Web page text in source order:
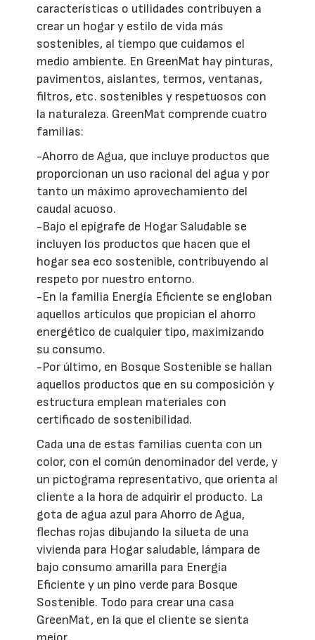
características o utilidades contribuyen a
crear un hogar y estilo de vida más
sostenibles, al tiempo que cuidamos el
medio ambiente. En GreenMat hay pinturas,
pavimentos, aislantes, termos, ventanas,
filtros, etc. sostenibles y respetuosos con
la naturaleza. GreenMat comprende cuatro
familias:
-Ahorro de Agua, que incluye productos que
proporcionan un uso racional del agua y por
tanto un máximo aprovechamiento del
caudal acuoso.
-Bajo el epígrafe de Hogar Saludable se
incluyen los productos que hacen que el
hogar sea eco sostenible, contribuyendo al
respeto por nuestro entorno.
-En la familia Energía Eficiente se engloban
aquellos artículos que propician el ahorro
energético de cualquier tipo, maximizando
su consumo.
-Por último, en Bosque Sostenible se hallan
aquellos productos que en su composición y
estructura emplean materiales con
certificado de sostenibilidad.
Cada una de estas familias cuenta con un
color, con el común denominador del verde, y
un pictograma representativo, que orienta al
cliente a la hora de adquirir el producto. La
gota de agua azul para Ahorro de Agua,
flechas rojas dibujando la silueta de una
vivienda para Hogar saludable, lámpara de
bajo consumo amarilla para Energía
Eficiente y un pino verde para Bosque
Sostenible. Todo para crear una casa
GreenMat, en la que el cliente se sienta